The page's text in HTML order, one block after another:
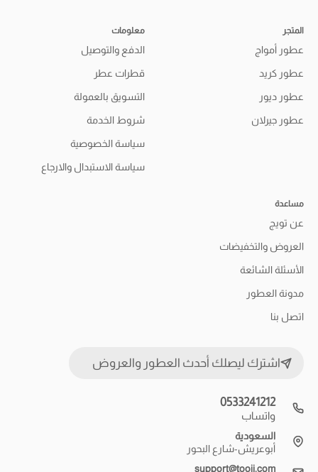
المتجر
عطور أمواج
عطور كريد
عطور ديور
عطور جيرلان
معلومات
الدفع والتوصيل
قطرات عطر
التسويق بالعمولة
شروط الخدمة
سياسة الخصوصية
سياسة الاستبدال والارجاع
مساعدة
عن تويج
العروض والتخفيضات
الأسئلة الشائعة
مدونة العطور
اتصل بنا
اشترك ليصلك أحدث العطور والعروض
0533241212
واتساب
السعودية
أبوعريش-شارع البحور
support@tooij.com